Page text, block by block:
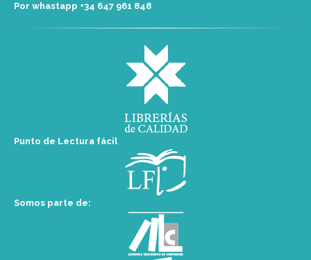
Por whastapp +34 ‭647 961 848‬
Punto de Lectura fácil
Somos parte de: